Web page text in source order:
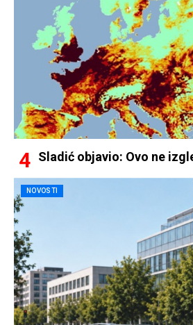
Sladić objavio: Ovo ne
NOVOSTI